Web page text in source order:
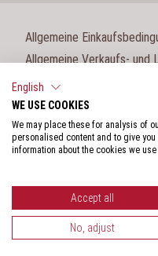
Allgemeine
Allgemeine Verkaufs- und
Impressum
Datenschutz
English
WE USE COOKIES
We may place these for analysis of
personalised content and to give
information about the cookies we
Accept all
No, adjust